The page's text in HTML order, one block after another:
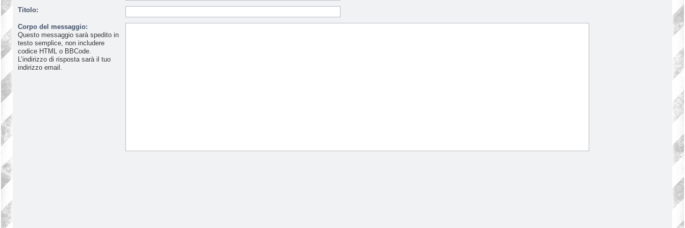
Titolo:
Corpo del messaggio:
Questo messaggio sarà spedito in
testo semplice, non includere
codice HTML o BBCode.
L’indirizzo di risposta sarà il tuo
indirizzo email.